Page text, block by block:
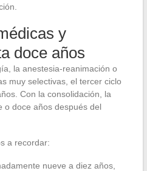
y
doce años
la anestesia-reanimación o
muy selectivas, el tercer ciclo
Con la consolidación, la
o doce años después del
a recordar:
nueve a diez años,